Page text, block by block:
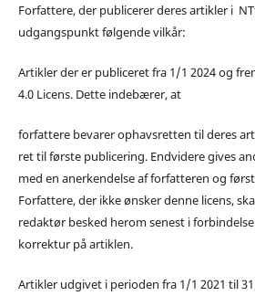
Forfattere, der publicerer deres artikler i
udgangspunkt følgende vilkår:
Artikler der er publiceret fra 1/1 2024 og
4.0 Licens. Dette indebærer, at
forfattere bevarer ophavsretten til deres
ret til første publicering. Endvidere gives
med en anerkendelse af forfatteren og
Forfattere, der ikke ønsker denne licens,
redaktør besked herom senest i
korrektur på artiklen.
Artikler udgivet i perioden fra 1/1 2021 til